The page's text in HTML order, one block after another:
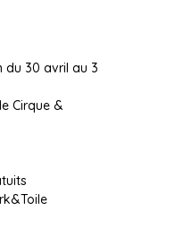
du 30 avril au 3
Cirque &